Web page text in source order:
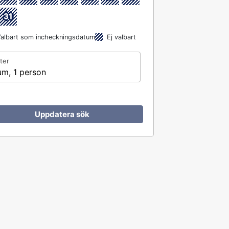
31
som incheckningsdatum Ej valbart
1 person
Uppdatera sök